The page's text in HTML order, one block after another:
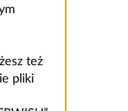
też
pliki